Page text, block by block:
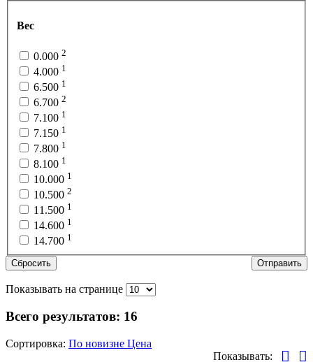
Вес
0.000 2
4.000 1
6.500 1
6.700 2
7.100 1
7.150 1
7.800 1
8.100 1
10.000 1
10.500 2
11.500 1
14.600 1
14.700 1
Сбросить Отправить
Показывать на странице
Всего результатов: 16
Сортировка: По новизне Цена
Показывать: